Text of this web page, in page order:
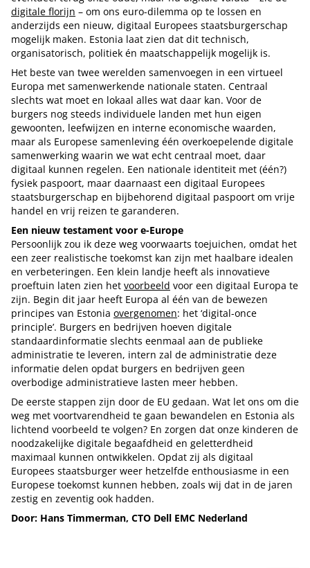
digitale florijn – om ons euro-dilemma op te lossen en
anderzijds een nieuw, digitaal Europees staatsburgerschap
mogelijk maken. Estonia laat zien dat dit technisch,
organisatorisch, politiek én maatschappelijk mogelijk is.
Het beste van twee werelden samenvoegen in een virtueel
Europa met samenwerkende nationale staten. Centraal
slechts wat moet en lokaal alles wat daar kan. Voor de
burgers nog steeds individuele landen met hun eigen
gewoonten, leefwijzen en interne economische waarden,
maar als Europese samenleving één overkoepelende digitale
samenwerking waarin we wat echt centraal moet, daar
digitaal kunnen regelen. Een nationale identiteit met (één?)
fysiek paspoort, maar daarnaast een digitaal Europees
staatsburgerschap en bijbehorend digitaal paspoort om vrije
handel en vrij reizen te garanderen.
Een nieuw testament voor e-Europe
Persoonlijk zou ik deze weg voorwaarts toejuichen, omdat het
een zeer realistische toekomst kan zijn met haalbare idealen
en verbeteringen. Een klein landje heeft als innovatieve
proeftuin laten zien het voorbeeld voor een digitaal Europa te
zijn. Begin dit jaar heeft Europa al één van de bewezen
principes van Estonia overgenomen: het ‘digital-once
principle’. Burgers en bedrijven hoeven digitale
standaardinformatie slechts eenmaal aan de publieke
administratie te leveren, intern zal de administratie deze
informatie delen opdat burgers en bedrijven geen
overbodige administratieve lasten meer hebben.
De eerste stappen zijn door de EU gedaan. Wat let ons om die
weg met voortvarendheid te gaan bewandelen en Estonia als
lichtend voorbeeld te volgen? En zorgen dat onze kinderen de
noodzakelijke digitale begaafdheid en geletterdheid
maximaal kunnen ontwikkelen. Opdat zij als digitaal
Europees staatsburger weer hetzelfde enthousiasme in een
Europese toekomst kunnen hebben, zoals wij dat in de jaren
zestig en zeventig ook hadden.
Door: Hans Timmerman, CTO Dell EMC Nederland